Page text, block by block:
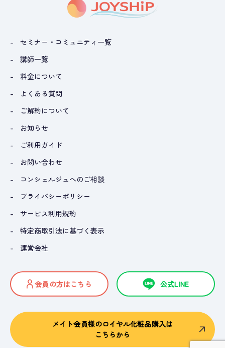
セミナー・コミュニティ一覧
講師一覧
料金について
よくある質問
ご解約について
お知らせ
ご利用ガイド
お問い合わせ
コンシェルジュへのご相談
プライバシーポリシー
サービス利用規約
特定商取引法に基づく表示
運営会社
会員の方はこちら 公式LINE
メイト会員様のロイヤル化粧品購入は
こちらから